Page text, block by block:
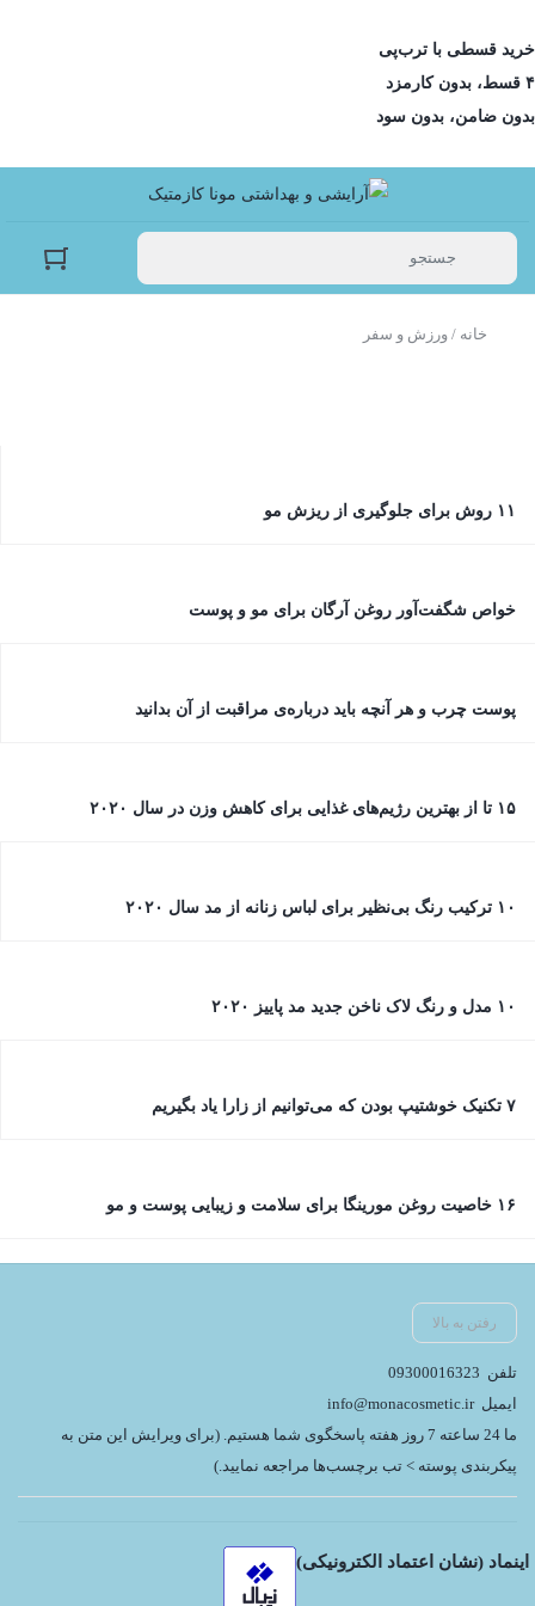
خرید قسطی با ترب‌پی
۴ قسط، بدون کارمزد
بدون ضامن، بدون سود
خانه / ورزش و سفر
۱۱ روش برای جلوگیری از ریزش مو
خواص شگفت‌آور روغن آرگان برای مو و پوست
پوست چرب و هر آنچه باید درباره‌ی مراقبت از آن بدانید
۱۵ تا از بهترین رژيم‌های غذایی برای کاهش وزن در سال ۲۰۲۰
۱۰ ترکیب رنگ بی‌نظیر برای لباس زنانه از مد سال ۲۰۲۰
۱۰ مدل و رنگ لاک ناخن جدید مد پاییز ۲۰۲۰
۷ تکنیک خوشتیپ بودن که می‌توانیم از زارا یاد بگیریم
۱۶ خاصیت روغن مورینگا برای سلامت و زیبایی پوست و مو
رفتن به بالا
تلفن 09300016323
ایمیلinfo@monacosmetic.ir
ما 24 ساعته 7 روز هفته پاسخگوی شما هستیم. (برای ویرایش این متن به
پیکربندی پوسته > تب برچسب‌ها مراجعه نمایید.)
اینماد (نشان اعتماد الکترونیکی)